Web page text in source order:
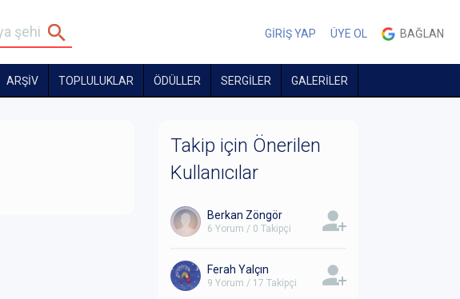
GİRİŞ YAP ÜYE OL BAĞLAN
ARŞİV TOPLULUKLAR ÖDÜLLER SERGİLER GALERİLER
Takip için Önerilen
Kullanıcılar
Berkan Zöngör
6 Yorum / 0 Takipçi
Ferah Yalçın
9 Yorum / 17 Takipçi